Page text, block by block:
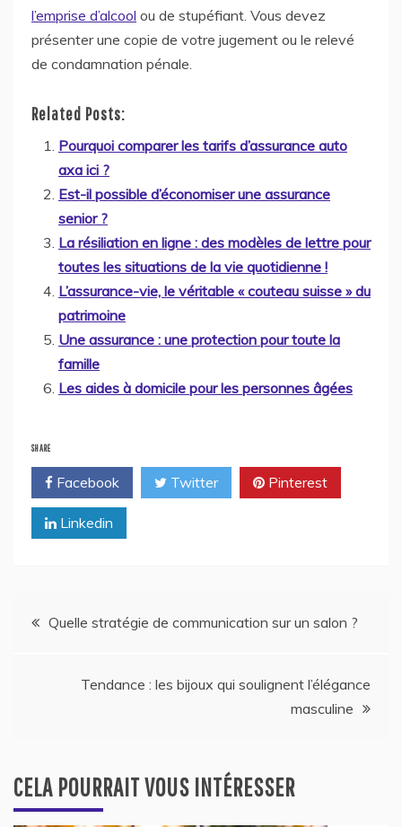
l’emprise d’alcool ou de stupéfiant. Vous devez
présenter une copie de votre jugement ou le relevé
de condamnation pénale.
Related Posts:
Pourquoi comparer les tarifs d’assurance auto
axa ici ?
Est-il possible d’économiser une assurance
senior ?
La résiliation en ligne : des modèles de lettre pour
toutes les situations de la vie quotidienne !
L’assurance-vie, le véritable « couteau suisse » du
patrimoine
Une assurance : une protection pour toute la
famille
Les aides à domicile pour les personnes âgées
SHARE
Facebook Twitter Pinterest
Linkedin
Navigation
Quelle stratégie de communication sur un salon ?
Tendance : les bijoux qui soulignent l’élégance
masculine
CELA POURRAIT VOUS INTÉRESSER